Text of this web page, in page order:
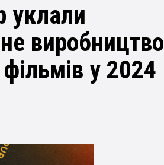
уклали
виробництво
у 2024